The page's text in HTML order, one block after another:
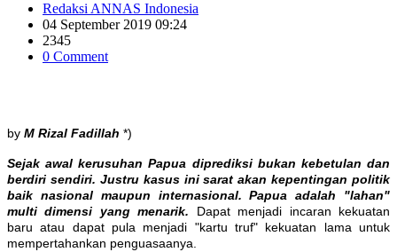
Redaksi ANNAS Indonesia
04 September 2019 09:24
2345
0 Comment
by M Rizal Fadillah *)
Sejak awal kerusuhan Papua diprediksi bukan kebetulan dan
berdiri sendiri. Justru kasus ini sarat akan kepentingan politik
baik nasional maupun internasional. Papua adalah "lahan"
multi dimensi yang menarik. Dapat menjadi incaran kekuatan
baru atau dapat pula menjadi "kartu truf" kekuatan lama untuk
mempertahankan penguasaanya.